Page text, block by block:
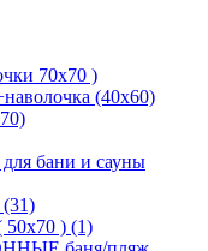
70х70 )
(40х60)
бани и сауны
) (1)